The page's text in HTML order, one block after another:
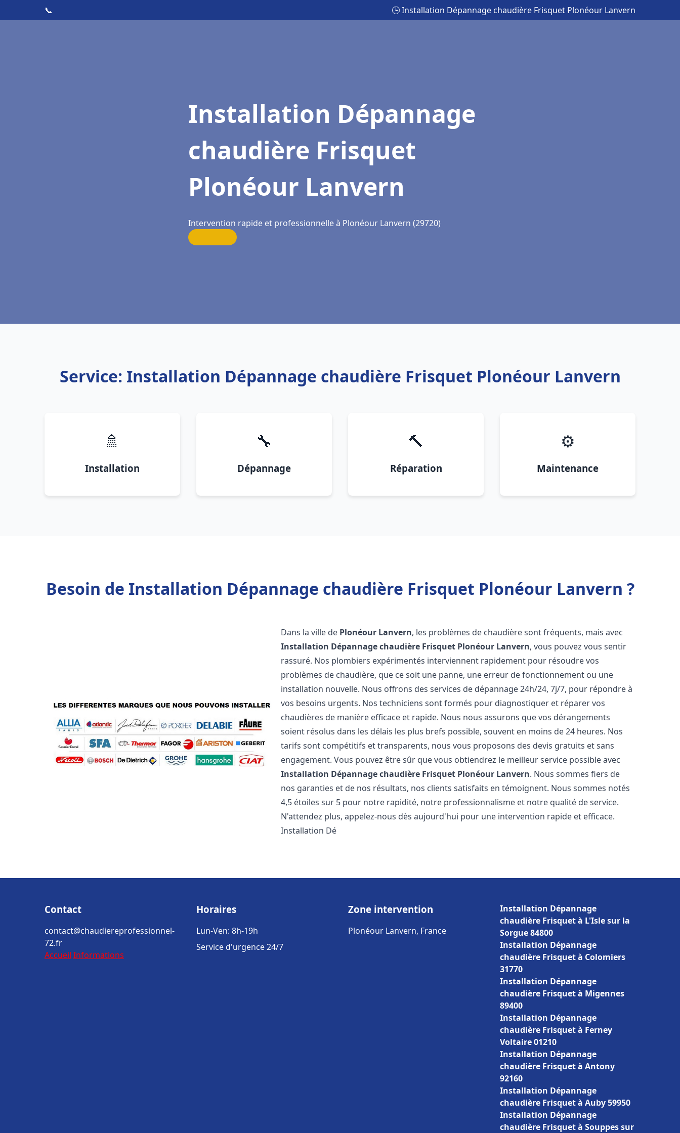
📞 🕒 Installation Dépannage chaudière Frisquet Plonéour Lanvern
Installation Dépannage
chaudière Frisquet
Plonéour Lanvern
Intervention rapide et professionnelle à Plonéour Lanvern (29720)
Service: Installation Dépannage chaudière Frisquet Plonéour Lanvern
🚿
Installation
🔧
Dépannage
🔨
Réparation
⚙️
Maintenance
Besoin de Installation Dépannage chaudière Frisquet Plonéour Lanvern ?
Dans la ville de Plonéour Lanvern, les problèmes de chaudière sont fréquents, mais avec
Installation Dépannage chaudière Frisquet Plonéour Lanvern, vous pouvez vous sentir
rassuré. Nos plombiers expérimentés interviennent rapidement pour résoudre vos
problèmes de chaudière, que ce soit une panne, une erreur de fonctionnement ou une
installation nouvelle. Nous offrons des services de dépannage 24h/24, 7j/7, pour répondre à
vos besoins urgents. Nos techniciens sont formés pour diagnostiquer et réparer vos
chaudières de manière efficace et rapide. Nous nous assurons que vos dérangements
soient résolus dans les délais les plus brefs possible, souvent en moins de 24 heures. Nos
tarifs sont compétitifs et transparents, nous vous proposons des devis gratuits et sans
engagement. Vous pouvez être sûr que vous obtiendrez le meilleur service possible avec
Installation Dépannage chaudière Frisquet Plonéour Lanvern. Nous sommes fiers de
nos garanties et de nos résultats, nos clients satisfaits en témoignent. Nous sommes notés
4,5 étoiles sur 5 pour notre rapidité, notre professionnalisme et notre qualité de service.
N'attendez plus, appelez-nous dès aujourd'hui pour une intervention rapide et efficace.
Installation Dé
Contact
contact@chaudiereprofessionnel-
72.fr
Accueil Informations
Horaires
Lun-Ven: 8h-19h
Service d'urgence 24/7
Zone intervention
Plonéour Lanvern, France
Installation Dépannage
chaudière Frisquet à L'Isle sur la
Sorgue 84800
Installation Dépannage
chaudière Frisquet à Colomiers
31770
Installation Dépannage
chaudière Frisquet à Migennes
89400
Installation Dépannage
chaudière Frisquet à Ferney
Voltaire 01210
Installation Dépannage
chaudière Frisquet à Antony
92160
Installation Dépannage
chaudière Frisquet à Auby 59950
Installation Dépannage
chaudière Frisquet à Souppes sur